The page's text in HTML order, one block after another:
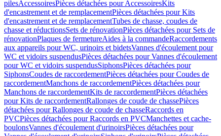
pilesAccessoiresPièces détachées pour AccessoiresKits
d'encastrement et de remplacementPièces détachées pour Kits
d'encastrement et de remplacementTubes de chasse, coudes de
chasse et réductionsSets de rénovationPièces détachées pour Sets de
rénovationPlaques de fermetureAides à la commandeRaccordements
aux appareils pour WC, urinoirs et bidetsVannes d'écoulement pour
WC et vidoirs suspendusPièces détachées pour Vannes d'écoulement
pour WC et vidoirs suspendusSiphonsPièces détachées pour
SiphonsCoudes de raccordementPièces détachées pour Coudes de
raccordementManchons de raccordementPièces détachées pour
Manchons de raccordementKits de raccordementPièces détachées
pour Kits de raccordementRallonges de coude de chassePièces
détachées pour Rallonges de coude de chasseRaccords en
PVCPièces détachées pour Raccords en PVCManchettes et cache-
boulonsVannes d'écoulement d'urinoirsPièces détachées pour